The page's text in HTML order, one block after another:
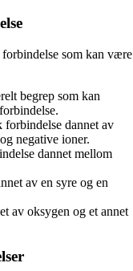
som kan være
begrep som kan
forbindelse dannet av
negative ioner.
dannet mellom
av en syre og en
av oksygen og et annet